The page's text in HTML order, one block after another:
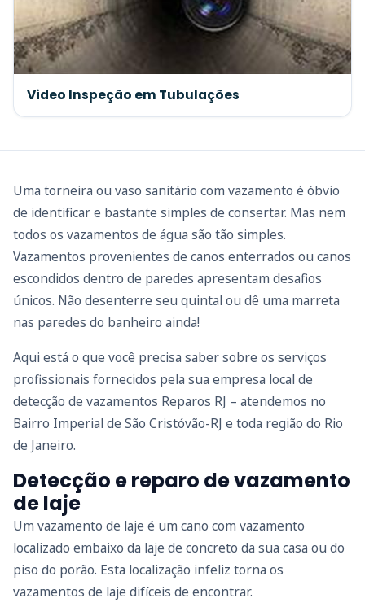
Video Inspeção em Tubulações
Uma torneira ou vaso sanitário com vazamento é óbvio
de identificar e bastante simples de consertar. Mas nem
todos os vazamentos de água são tão simples.
Vazamentos provenientes de canos enterrados ou canos
escondidos dentro de paredes apresentam desafios
únicos. Não desenterre seu quintal ou dê uma marreta
nas paredes do banheiro ainda!
Aqui está o que você precisa saber sobre os serviços
profissionais fornecidos pela sua empresa local de
detecção de vazamentos Reparos RJ – atendemos no
Bairro Imperial de São Cristóvão-RJ e toda região do Rio
de Janeiro.
Detecção e reparo de vazamento
de laje
Um vazamento de laje é um cano com vazamento
localizado embaixo da laje de concreto da sua casa ou do
piso do porão. Esta localização infeliz torna os
vazamentos de laje difíceis de encontrar.